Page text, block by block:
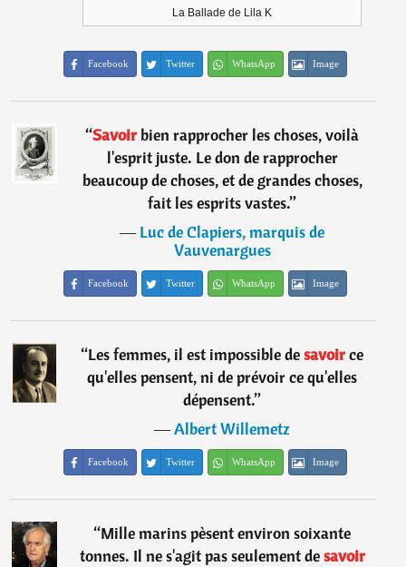
La Ballade de Lila K
Facebook Twitter WhatsApp Image
“Savoir bien rapprocher les choses, voilà
l'esprit juste. Le don de rapprocher
beaucoup de choses, et de grandes choses,
fait les esprits vastes.”
―Luc de Clapiers, marquis de
Vauvenargues
Facebook Twitter WhatsApp Image
“Les femmes, il est impossible desavoirce
qu'elles pensent, ni de prévoir ce qu'elles
dépensent.”
―Albert Willemetz
Facebook Twitter WhatsApp Image
“Mille marins pèsent environ soixante
tonnes. Il ne s'agit pas seulement desavoir